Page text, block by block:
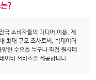
?
국 소비자들의 미디어 이용, 제
최대 규모 조사로써, 빅데이터
한 수요층 누구나 직접 원시데
이터 서비스를 제공합니다.